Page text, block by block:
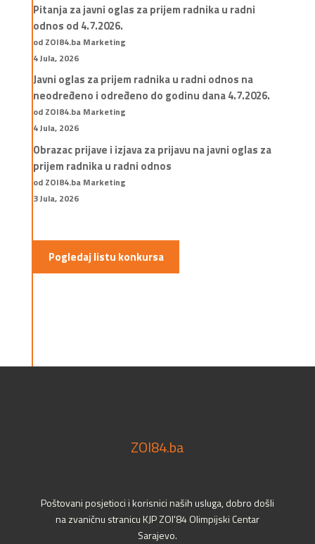
Pitanja za javni oglas za prijem radnika u radni
odnos od 4.7.2026.
od ZOI84.ba Marketing
4 Jula, 2026
Javni oglas za prijem radnika u radni odnos na
neodređeno i određeno do godinu dana 4.7.2026.
od ZOI84.ba Marketing
4 Jula, 2026
Obrazac prijave i izjava za prijavu na javni oglas za
prijem radnika u radni odnos
od ZOI84.ba Marketing
3 Jula, 2026
Pogledaj listu konkursa
ZOI84.ba
Poštovani posjetioci i korisnici naših usluga, dobro došli
na zvaničnu stranicu KJP ZOI'84 Olimpijski Centar
Sarajevo.